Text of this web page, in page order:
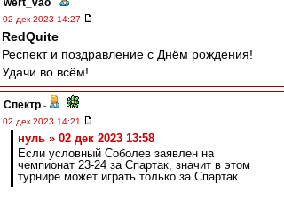
wert_vao -
02 дек 2023 14:27
RedQuite
Респект и поздравление с Днём рождения!
Удачи во всём!
Спектр -
02 дек 2023 14:21
нуль » 02 дек 2023 13:58
Если условный Соболев заявлен на
чемпионат 23-24 за Спартак, значит в этом
турнире может играть только за Спартак.